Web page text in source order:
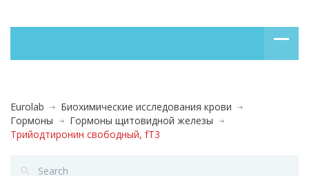
Eurolab
Биохимические исследования крови
Гормоны
Гормоны щитовидной железы
Трийодтиронин свободный, fT3